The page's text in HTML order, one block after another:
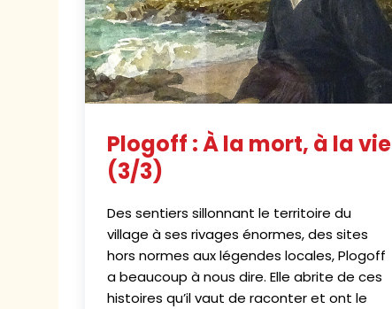
Plogoff : À la mort, à la vie
(3/3)
Des sentiers sillonnant le territoire du
village à ses rivages énormes, des sites
hors normes aux légendes locales, Plogoff
a beaucoup à nous dire. Elle abrite de ces
histoires qu’il vaut de raconter et ont le